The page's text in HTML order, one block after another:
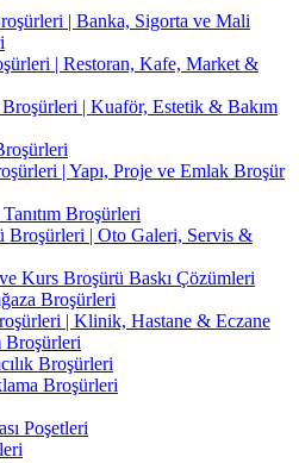
| Banka, Sigorta ve Mali
| Restoran, Kafe, Market &
| Kuaför, Estetik & Bakım
| Yapı, Proje ve Emlak Broşür
Broşürleri
Broşürleri | Oto Galeri, Servis &
Kurs Broşürü Baskı Çözümleri
Broşürleri
| Klinik, Hastane & Eczane
Broşürleri
Broşürleri
Broşürleri
Poşetleri